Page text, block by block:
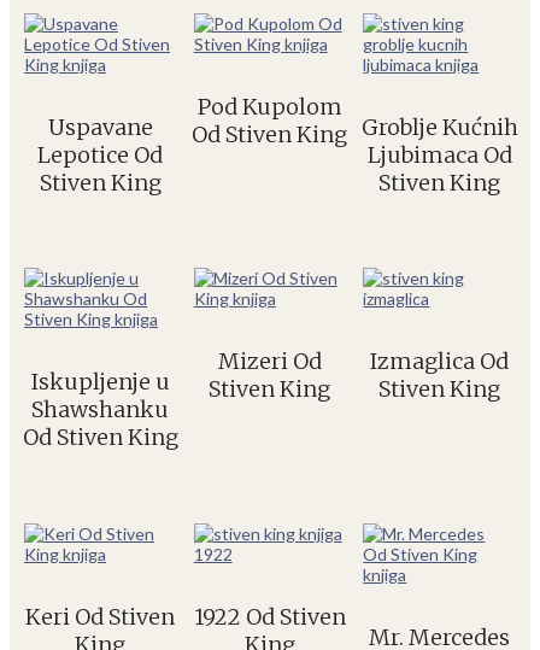
Uspavane
Lepotice Od
Stiven King
Pod Kupolom
Od Stiven King Groblje Kućnih
Ljubimaca Od
Stiven King
Iskupljenje u
Shawshanku
Od Stiven King
Mizeri Od
Stiven King
Izmaglica Od
Stiven King
Keri Od Stiven
King
1922 Od Stiven
King
Mr. Mercedes